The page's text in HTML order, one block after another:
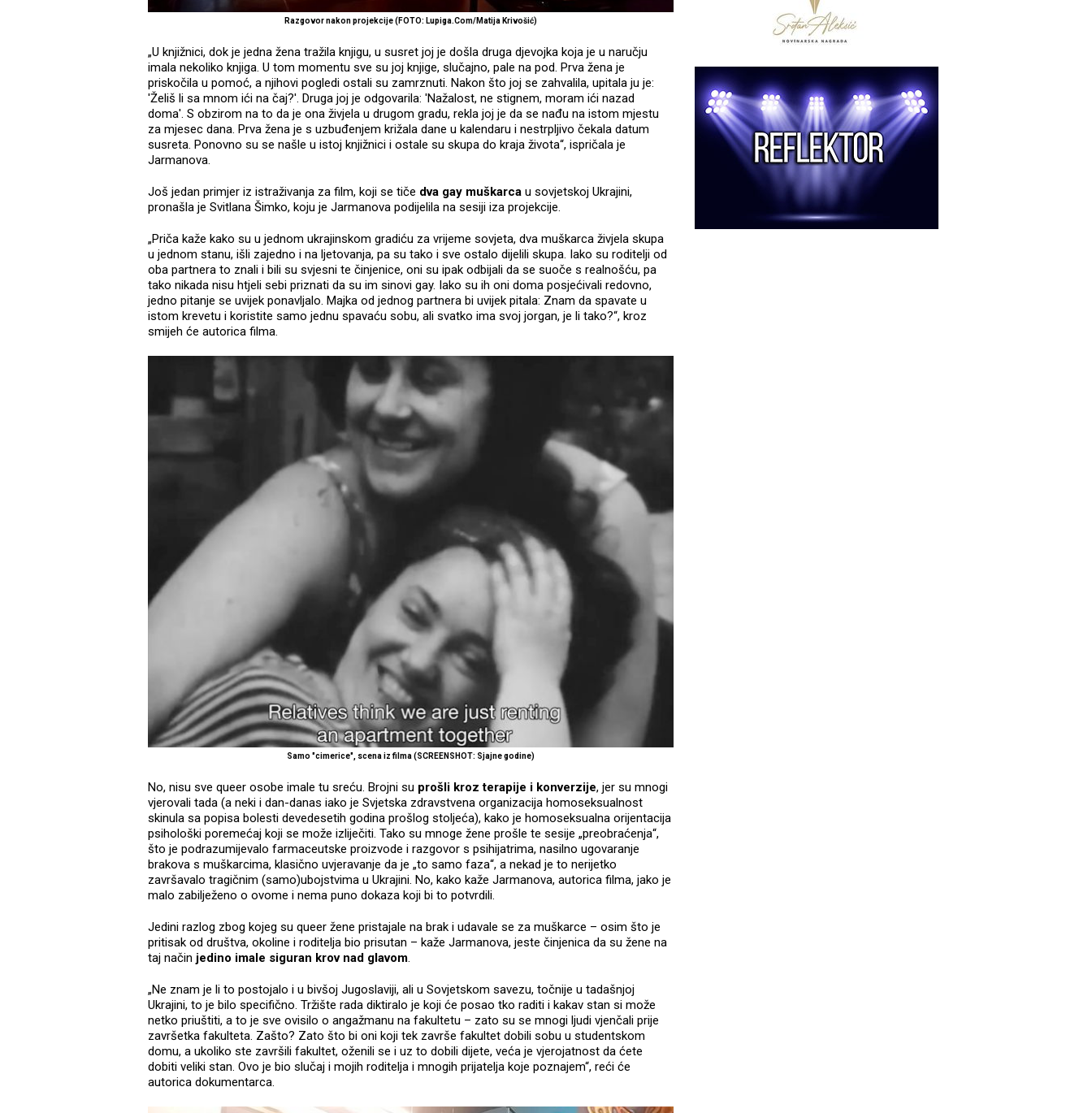
Razgovor nakon projekcije (FOTO: Lupiga.Com/Matija Krivošić)
„U knjižnici, dok je jedna žena tražila knjigu, u susret joj je došla druga djevojka koja je u naručju
imala nekoliko knjiga. U tom momentu sve su joj knjige, slučajno, pale na pod. Prva žena je
priskočila u pomoć, a njihovi pogledi ostali su zamrznuti. Nakon što joj se zahvalila, upitala ju je:
'Želiš li sa mnom ići na čaj?'. Druga joj je odgovarila: 'Nažalost, ne stignem, moram ići nazad
doma'. S obzirom na to da je ona živjela u drugom gradu, rekla joj je da se nađu na istom mjestu
za mjesec dana. Prva žena je s uzbuđenjem križala dane u kalendaru i nestrpljivo čekala datum
susreta. Ponovno su se našle u istoj knjižnici i ostale su skupa do kraja života“, ispričala je
Jarmanova.
Još jedan primjer iz istraživanja za film, koji se tiče dva gay muškarca u sovjetskoj Ukrajini,
pronašla je Svitlana Šimko, koju je Jarmanova podijelila na sesiji iza projekcije.
„Priča kaže kako su u jednom ukrajinskom gradiću za vrijeme sovjeta, dva muškarca živjela skupa
u jednom stanu, išli zajedno i na ljetovanja, pa su tako i sve ostalo dijelili skupa. Iako su roditelji od
oba partnera to znali i bili su svjesni te činjenice, oni su ipak odbijali da se suoče s realnošću, pa
tako nikada nisu htjeli sebi priznati da su im sinovi gay. Iako su ih oni doma posjećivali redovno,
jedno pitanje se uvijek ponavljalo. Majka od jednog partnera bi uvijek pitala: Znam da spavate u
istom krevetu i koristite samo jednu spavaću sobu, ali svatko ima svoj jorgan, je li tako?“, kroz
smijeh će autorica filma.
Samo "cimerice", scena iz filma (SCREENSHOT: Sjajne godine)
No, nisu sve queer osobe imale tu sreću. Brojni su prošli kroz terapije i konverzije, jer su mnogi
vjerovali tada (a neki i dan-danas iako je Svjetska zdravstvena organizacija homoseksualnost
skinula sa popisa bolesti devedesetih godina prošlog stoljeća), kako je homoseksualna orijentacija
psihološki poremećaj koji se može izliječiti. Tako su mnoge žene prošle te sesije „preobraćenja“,
što je podrazumijevalo farmaceutske proizvode i razgovor s psihijatrima, nasilno ugovaranje
brakova s muškarcima, klasično uvjeravanje da je „to samo faza“, a nekad je to nerijetko
završavalo tragičnim (samo)ubojstvima u Ukrajini. No, kako kaže Jarmanova, autorica filma, jako je
malo zabilježeno o ovome i nema puno dokaza koji bi to potvrdili.
Jedini razlog zbog kojeg su queer žene pristajale na brak i udavale se za muškarce – osim što je
pritisak od društva, okoline i roditelja bio prisutan – kaže Jarmanova, jeste činjenica da su žene na
taj način jedino imale siguran krov nad glavom.
„Ne znam je li to postojalo i u bivšoj Jugoslaviji, ali u Sovjetskom savezu, točnije u tadašnjoj
Ukrajini, to je bilo specifično. Tržište rada diktiralo je koji će posao tko raditi i kakav stan si može
netko priuštiti, a to je sve ovisilo o angažmanu na fakultetu – zato su se mnogi ljudi vjenčali prije
završetka fakulteta. Zašto? Zato što bi oni koji tek završe fakultet dobili sobu u studentskom
domu, a ukoliko ste završili fakultet, oženili se i uz to dobili dijete, veća je vjerojatnost da ćete
dobiti veliki stan. Ovo je bio slučaj i mojih roditelja i mnogih prijatelja koje poznajem“, reći će
autorica dokumentarca.